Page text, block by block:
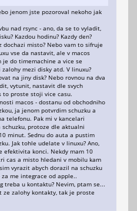
jenom jste pozoroval nekoho jak
nad rsync - ano, da se to vyladit,
Kazdou hodinu? Kazdy den?
misto? Nebo vam to sifruje
vse da nastavit, ale v macos
do timemachine a vice se
mezi disky atd. V linuxu?
na jiny disk? Nebo rovnou na dva
vytunit, nastavit dle svych
to proste stoji vice casu.
macos - dostanu od obchodniho
ja jenom potvrdim schuzku a
telefonu. Pak mi v kancelari
protoze dle aktualni
minut. Sednu do auta a pustim
Jak tohle udelate v linuxu? Ano,
efektivita konci. Nekdy mam 10
cas a misto hledani v mobilu kam
vyrazit abych dorazil na schuzku
me integrace od apple..
treba u kontaktu? Nevim, ptam se...
ze zalohy kontakty, tak je proste